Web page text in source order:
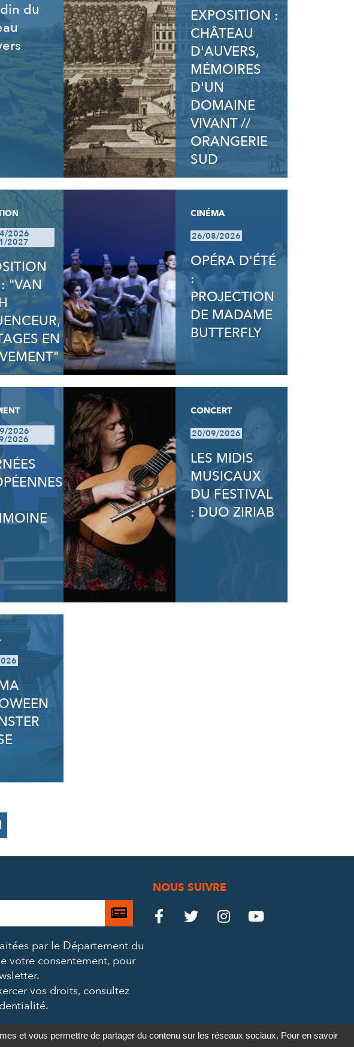
du
EXPOSITION :
CHÂTEAU
D'AUVERS,
MÉMOIRES
D'UN
DOMAINE
VIVANT //
ORANGERIE
SUD
2026
2027
"VAN
EN
CINÉMA
26/08/2026
OPÉRA D'ÉTÉ
:
PROJECTION
DE MADAME
BUTTERFLY
2026
2026
CONCERT
20/09/2026
LES MIDIS
MUSICAUX
DU FESTIVAL
: DUO ZIRIAB
PARTAGER
Je
m’abonne
à
newsletter
par le Département du
votre consentement, pour
vos droits, consultez
.
NOUS SUIVRE
Le

Le

Le

Le

et vous permettre de partager du contenu sur les réseaux sociaux. Pour en savoir